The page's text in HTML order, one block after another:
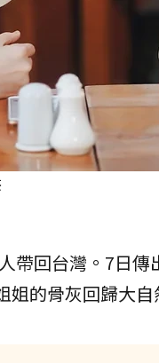
帶回台灣。7日傳
的骨灰回歸大自